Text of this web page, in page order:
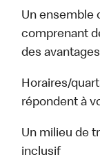
Un ensemble
comprenant
des
Horaires/
répondent à
Un milieu de
inclusif